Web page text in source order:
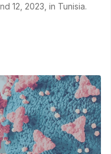
12, 2023, in Tunisia.